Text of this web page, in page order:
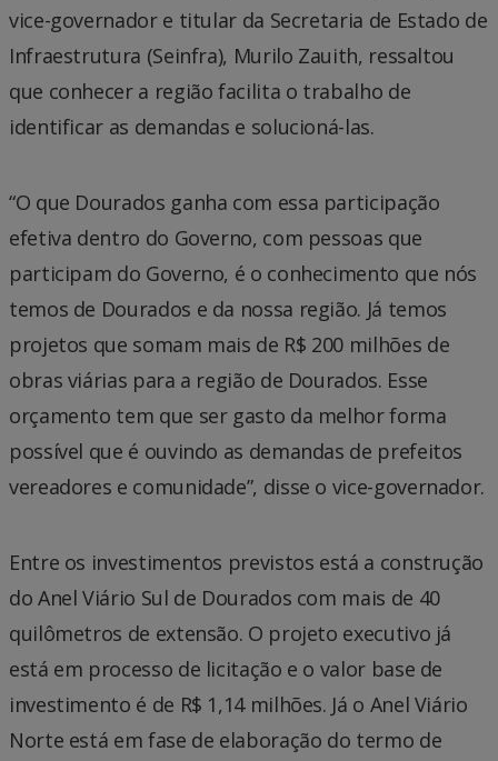
vice-governador e titular da Secretaria de Estado de
Infraestrutura (Seinfra), Murilo Zauith, ressaltou
que conhecer a região facilita o trabalho de
identificar as demandas e solucioná-las.
“O que Dourados ganha com essa participação
efetiva dentro do Governo, com pessoas que
participam do Governo, é o conhecimento que nós
temos de Dourados e da nossa região. Já temos
projetos que somam mais de R$ 200 milhões de
obras viárias para a região de Dourados. Esse
orçamento tem que ser gasto da melhor forma
possível que é ouvindo as demandas de prefeitos
vereadores e comunidade”, disse o vice-governador.
Entre os investimentos previstos está a construção
do Anel Viário Sul de Dourados com mais de 40
quilômetros de extensão. O projeto executivo já
está em processo de licitação e o valor base de
investimento é de R$ 1,14 milhões. Já o Anel Viário
Norte está em fase de elaboração do termo de